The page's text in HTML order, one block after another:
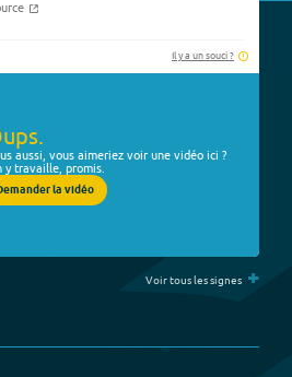
Il y a un souci ?
aussi, vous aimeriez voir une vidéo ici ?
y travaille, promis.
la vidéo
Voir tous les signes +